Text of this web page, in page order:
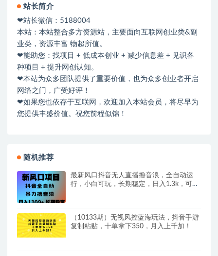
站长简介
❤站长微信：5188004
本站：本站整合多方资源站，主要面向互联网创业类&副
业类，资源丰富 物超所值。
❤能助您：找项目 + 低成本创业 + 减少信息差 + 见识各
种项目 + 提升网创认知。
❤本站为众多团队提供了重要价值，也为众多创业者开启
网络之门，广受好评！
❤如果您也依存于互联网，欢迎加入本站会员，将尽早为
您提供丰盛价值。祝您前程似锦！
随机推荐
最新风口抖音无人直播撸音浪，全自动运
行，小白可玩，长期稳定，日入1.3k，可批
（10133期）无视风控蓝海玩法，抖音手游
复制粘贴，十单拿下350，月入上千加！